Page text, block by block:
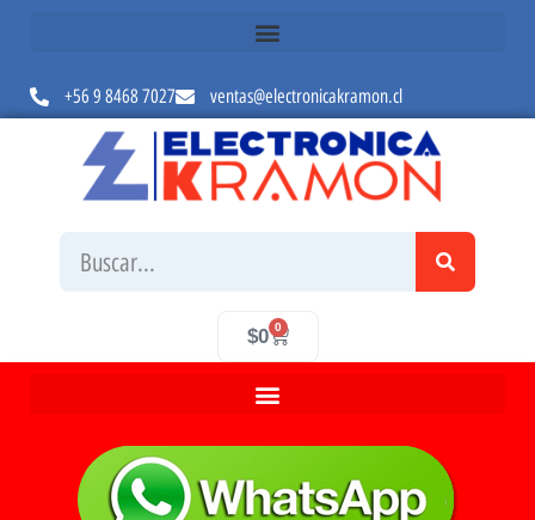
+56 9 8468 7027 ventas@electronicakramon.cl
$0 0